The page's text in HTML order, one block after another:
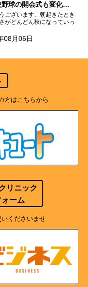
球の開会式も変化してる
ございます、朝起きたとき
がどんどん秋になっていっ
08月06日
方はこちらから
リニック
ーム
くださいませ